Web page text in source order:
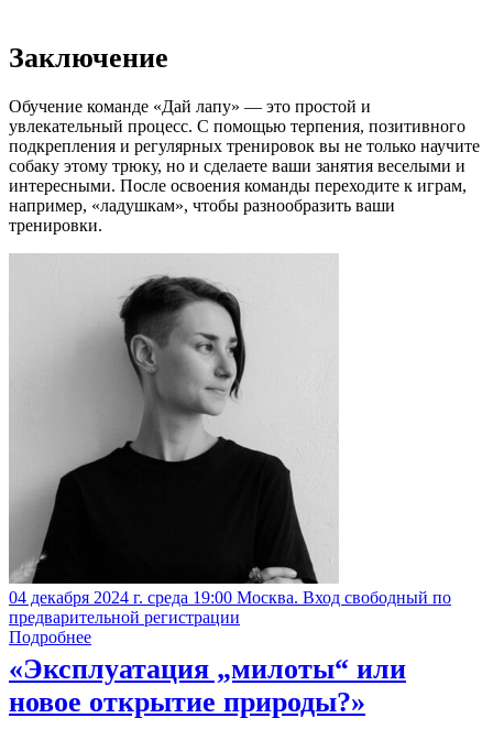
Заключение
Обучение команде «Дай лапу» — это простой и
увлекательный процесс. С помощью терпения, позитивного
подкрепления и регулярных тренировок вы не только научите
собаку этому трюку, но и сделаете ваши занятия веселыми и
интересными. После освоения команды переходите к играм,
например, «ладушкам», чтобы разнообразить ваши
тренировки.
04 декабря 2024 г. среда 19:00 Москва. Вход свободный по
предварительной регистрации
Подробнее
«Эксплуатация „милоты“ или
новое открытие природы?»